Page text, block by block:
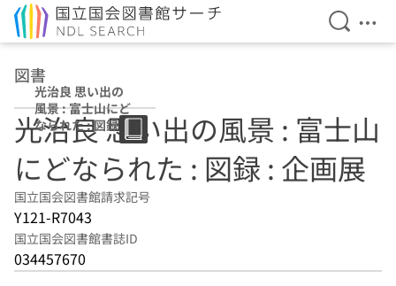
検索を
メ
図書
光治良 思い出の
風景 : 富士山にど
なられた : 図録 :
企画展
光治良 思い出の風景 : 富士山
にどなられた : 図録 : 企画展
国立国会図書館請求記号
Y121-R7043
国立国会図書館書誌ID
034457670